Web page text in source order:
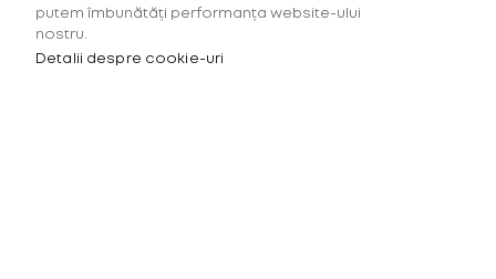
putem îmbunătăți performanța website-ului
nostru.
Detalii despre cookie-uri